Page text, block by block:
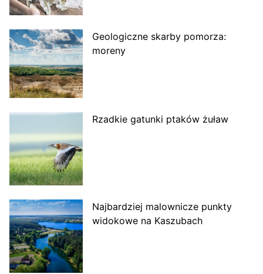
Geologiczne skarby pomorza:
moreny
Rzadkie gatunki ptaków żuław
Najbardziej malownicze punkty
widokowe na Kaszubach